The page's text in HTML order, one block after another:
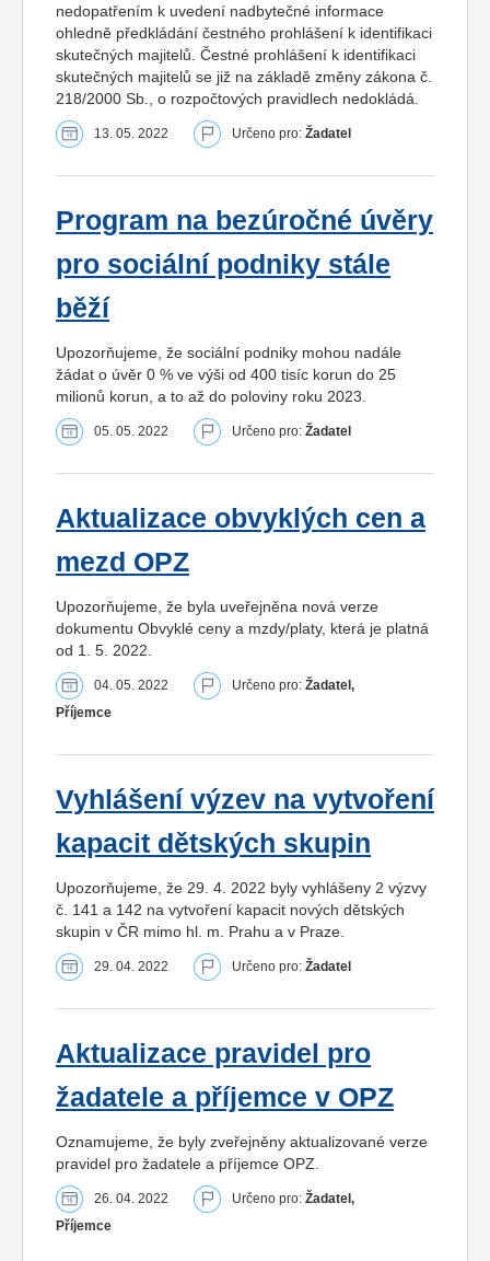
nedopatřením k uvedení nadbytečné informace
ohledně předkládání čestného prohlášení k identifikaci
skutečných majitelů. Čestné prohlášení k identifikaci
skutečných majitelů se již na základě změny zákona č.
218/2000 Sb., o rozpočtových pravidlech nedokládá.
13. 05. 2022 Určeno pro: Žadatel
Program na bezúročné úvěry
pro sociální podniky stále
běží
Upozorňujeme, že sociální podniky mohou nadále
žádat o úvěr 0 % ve výši od 400 tisíc korun do 25
milionů korun, a to až do poloviny roku 2023.
05. 05. 2022 Určeno pro: Žadatel
Aktualizace obvyklých cen a
mezd OPZ
Upozorňujeme, že byla uveřejněna nová verze
dokumentu Obvyklé ceny a mzdy/platy, která je platná
od 1. 5. 2022.
04. 05. 2022 Určeno pro: Žadatel,
Příjemce
Vyhlášení výzev na vytvoření
kapacit dětských skupin
Upozorňujeme, že 29. 4. 2022 byly vyhlášeny 2 výzvy
č. 141 a 142 na vytvoření kapacit nových dětských
skupin v ČR mimo hl. m. Prahu a v Praze.
29. 04. 2022 Určeno pro: Žadatel
Aktualizace pravidel pro
žadatele a příjemce v OPZ
Oznamujeme, že byly zveřejněny aktualizované verze
pravidel pro žadatele a příjemce OPZ.
26. 04. 2022 Určeno pro: Žadatel,
Příjemce